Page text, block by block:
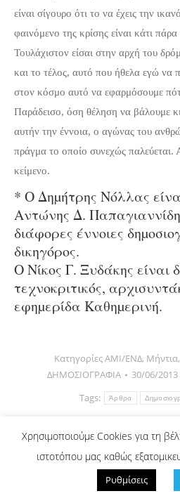
είναι σίγουρο ότι το να έχεις την
φαινόμενο της κρίσης είναι κάτι
Τουλάχιστον είσαι στην αρχή του
και το τέλος, αυτό που ήθελα εγώ να
στον κόσμο αυτό να εφαρμόσουμε
Παράδεισο, όση θέληση να βάλουμε
αυτήν την έννοια, ο αγώνας του
πράγμα το οποίο συνεχώς παλεύεται.
κείμενο.
* Ο Δηµήτρης Νόλλας
Αντώνης Δ.
διάφορες έννοιες
δικηγόρος.
Ο Νίκος Γ. Ξυδάκης είναι
τεχνοκριτικός,
εφηµερίδα Καθηµερινή.
ΚατηγορίεςAMI/ΕΝΔ, Μήντια,
ΔΗΜΟΣΙΟΓΡΑΦΙΑ
30/06/2013
Tags:
Άρθρα
Μοιραστείτε αυτό
Share Share
Χρησιμοποιούμε Cookies για τη
ιστοτόπου μας καθώς
Ρυθμίσεις